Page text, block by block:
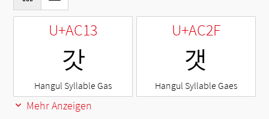
U+AC13
갓
Hangul Syllable Gas
U+AC2F
갯
Hangul Syllable Gaes
Mehr Anzeigen